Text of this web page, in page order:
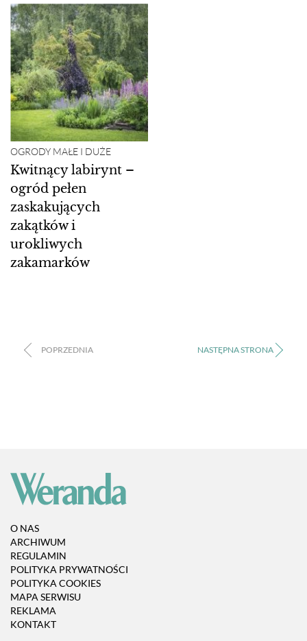
OGRODY MAŁE I DUŻE
Kwitnący labirynt –
ogród pełen
zaskakujących
zakątków i
urokliwych
zakamarków
O NAS
ARCHIWUM
REGULAMIN
POLITYKA PRYWATNOŚCI
POLITYKA COOKIES
MAPA SERWISU
REKLAMA
KONTAKT